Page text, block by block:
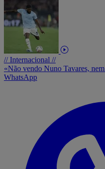
// Internacional //
«Não vendo Nuno Tavares,
WhatsApp